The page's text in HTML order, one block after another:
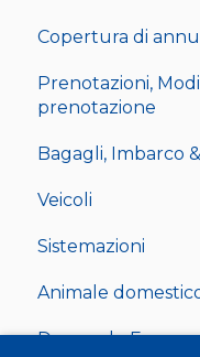
Copertura di
Prenotazioni,
prenotazione
Bagagli, Imbarco
Veicoli
Sistemazioni
Animale
Domande